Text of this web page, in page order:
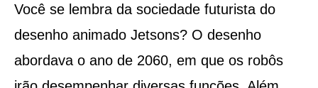
Você se lembra da sociedade futurista do
desenho animado Jetsons? O desenho
abordava o ano de 2060, em que os robôs